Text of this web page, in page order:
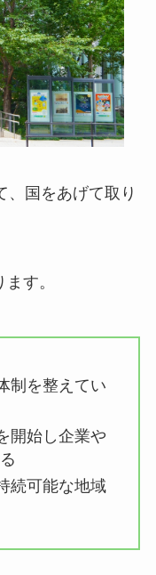
、国をあげて取り
す。
制を整えてい
開始し企業や
続可能な地域